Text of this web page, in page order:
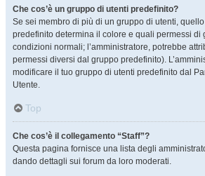
Che cos’è un gruppo di utenti predefinito?
Se sei membro di più di un gruppo di utenti,
predefinito determina il colore e quali permessi di
condizioni normali; l’amministratore, potrebbe
permessi diversi dal gruppo predefinito).
modificare il tuo gruppo di utenti predefinito dal
Utente.
Top
Che cos’è il collegamento “Staff”?
Questa pagina fornisce una lista degli
dando dettagli sui forum da loro moderati.